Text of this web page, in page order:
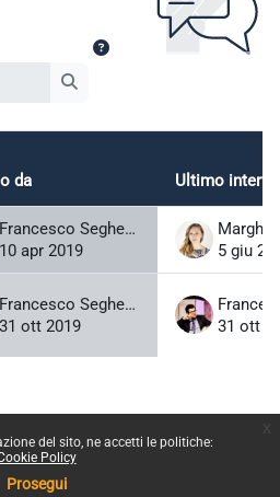
del sito, ne accetti le politiche:
Policy
Prosegui
da Ultimo
Francesco Seghezzi
10 apr 2019
5 giu
Francesco Seghezzi
31 ott 2019
31 ott